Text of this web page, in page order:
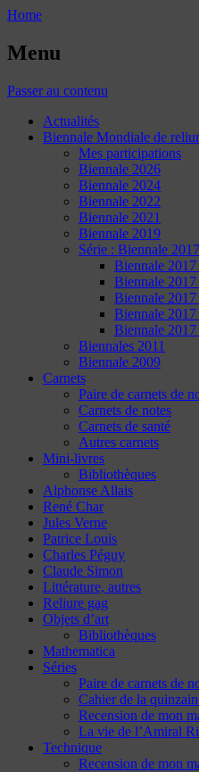
Home
Menu
Passer au contenu
Actualités
Biennale Mondiale de
Mes participations
Biennale 2026
Biennale 2024
Biennale 2022
Biennale 2021
Biennale 2019
Série : Biennale 2017
Biennale 2017
Biennale 2017
Biennale
Biennale
Biennale
Biennales 2011
Biennale 2009
Carnets
Paire de carnets de
Carnets de notes
Carnets de santé
Autres carnets
Mini-livres
Bibliothèques
Alphonse Allais
René Char
Jules Verne
Patrice Louis
Charles Péguy
Claude Simon
Littérature, autres
Reliure gag
Objets d’art
Bibliothèques
Mathematica
Séries
Paire de carnets de
Cahier de la
Recension de mon
La vie de l’Amiral
Technique
Recension de mon